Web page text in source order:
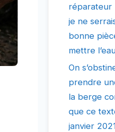
réparateur
je ne
bonne
mettre
On
prendre
la berge
que ce
janvier